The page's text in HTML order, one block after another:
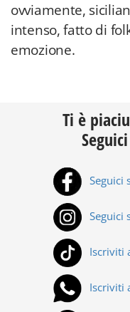
ovviamente,
intenso, fatto di
emozione.
Ti è
Seguici
Seguici
Iscriviti
Iscriviti